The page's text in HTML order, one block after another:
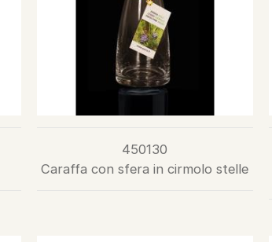
450130
Caraffa con sfera in cirmolo stelle